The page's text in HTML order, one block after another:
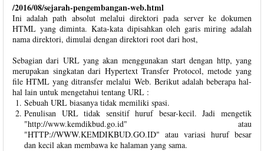
/2016/08/sejarah-pengembangan-web.html
Ini adalah path absolut melalui direktori pada server ke dokumen
HTML yang diminta. Kata-kata dipisahkan oleh garis miring adalah
nama direktori, dimulai dengan direktori root dari host,
Sebagian dari URL yang akan menggunakan start dengan http, yang
merupakan singkatan dari Hypertext Transfer Protocol, metode yang
file HTML yang ditransfer melalui Web. Berikut adalah beberapa hal-
hal lain untuk mengetahui tentang URL :
Sebuah URL biasanya tidak memiliki spasi.
Penulisan URL tidak sensitif huruf besar-kecil. Jadi mengetik
"http://www.kemdikbud.go.id" atau
"HTTP://WWW.KEMDIKBUD.GO.ID" atau variasi huruf besar
dan kecil akan membawa ke halaman yang sama.